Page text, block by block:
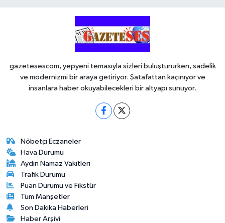
gazetesescom, yepyeni temasıyla sizleri buluştururken, sadelik
ve modernizmi bir araya getiriyor. Şatafattan kaçınıyor ve
insanlara haber okuyabilecekleri bir altyapı sunuyor.
Nöbetçi Eczaneler
Hava Durumu
Aydin Namaz Vakitleri
Trafik Durumu
Puan Durumu ve Fikstür
Tüm Manşetler
Son Dakika Haberleri
Haber Arşivi